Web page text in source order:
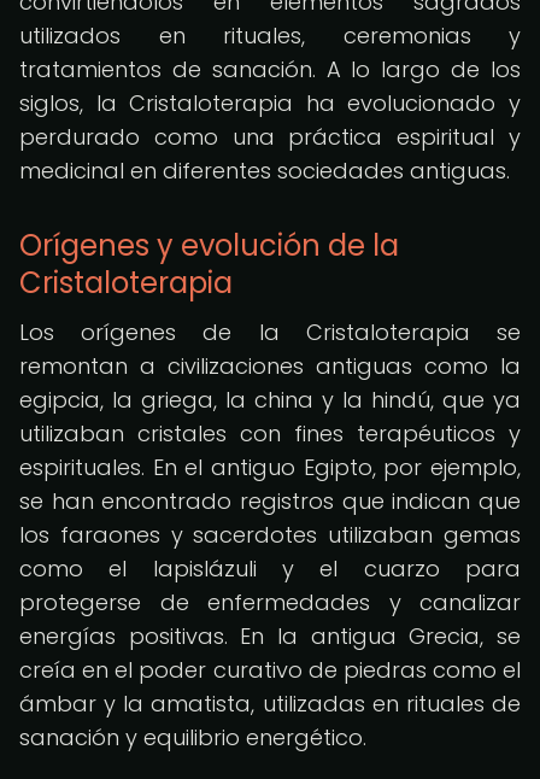
utilizados en rituales, ceremonias y
tratamientos de sanación. A lo largo de los
siglos, la Cristaloterapia ha evolucionado y
perdurado como una práctica espiritual y
medicinal en diferentes sociedades antiguas.
Orígenes y evolución de la
Cristaloterapia
Los orígenes de la Cristaloterapia se
remontan a civilizaciones antiguas como la
egipcia, la griega, la china y la hindú, que ya
utilizaban cristales con fines terapéuticos y
espirituales. En el antiguo Egipto, por ejemplo,
se han encontrado registros que indican que
los faraones y sacerdotes utilizaban gemas
como el lapislázuli y el cuarzo para
protegerse de enfermedades y canalizar
energías positivas. En la antigua Grecia, se
creía en el poder curativo de piedras como el
ámbar y la amatista, utilizadas en rituales de
sanación y equilibrio energético.